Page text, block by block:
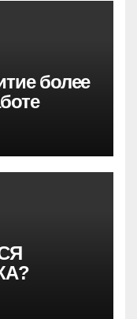
более